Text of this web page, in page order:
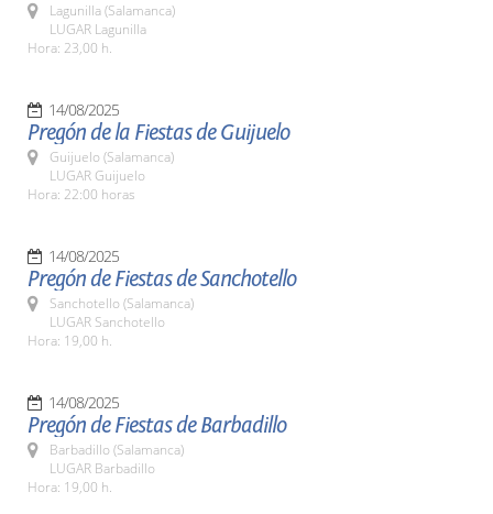
Lagunilla (Salamanca)
LUGAR Lagunilla
Hora: 23,00 h.
14/08/2025
Pregón de la Fiestas de Guijuelo
Guijuelo (Salamanca)
LUGAR Guijuelo
Hora: 22:00 horas
14/08/2025
Pregón de Fiestas de Sanchotello
Sanchotello (Salamanca)
LUGAR Sanchotello
Hora: 19,00 h.
14/08/2025
Pregón de Fiestas de Barbadillo
Barbadillo (Salamanca)
LUGAR Barbadillo
Hora: 19,00 h.